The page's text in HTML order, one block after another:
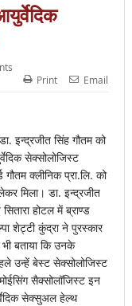
Print
Email
इन्द्रजीत सिंह गौतम को
सेक्सोलोजिस्ट
क्लीनिक प्रा.लि. को
मिला। डा. इन्द्रजीत
होटल में ब्राण्ड
शेट्टी कुंद्रा ने पुरस्कार
बताया कि उनके
उन्हें बेस्ट सेक्सोलोजिस्ट
सैक्सोलॉजिस्ट इन
सेक्सुअल हेल्थ